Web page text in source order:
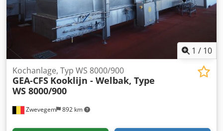
1 / 10
Zwevegem 892 km
Kochanlage, Typ WS 8000/900
GEA-CFS Kooklijn - Welbak, Type
WS 8000/900